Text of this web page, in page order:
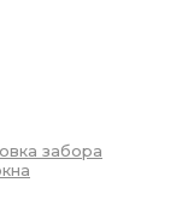
забора